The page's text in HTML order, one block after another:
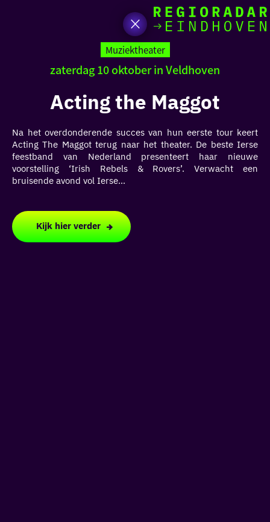
naar
de
homepage
Muziektheater
zaterdag 10 oktober in Veldhoven
Acting the Maggot
Na het overdonderende succes van hun eerste tour keert
Acting The Maggot terug naar het theater. De beste Ierse
feestband van Nederland presenteert haar nieuwe
voorstelling ‘Irish Rebels & Rovers’. Verwacht een
bruisende avond vol Ierse...
Kijk hier verder
Ik heb
de